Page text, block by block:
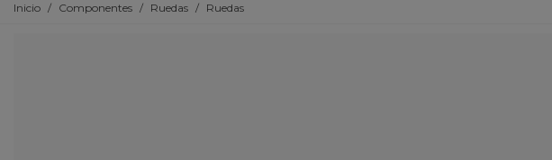
Inicio / Componentes / Ruedas / Ruedas